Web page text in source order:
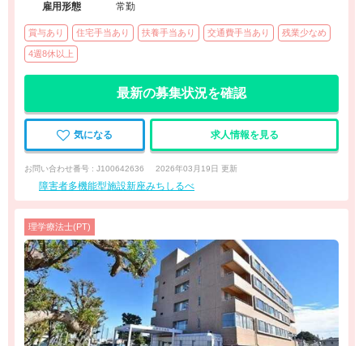
雇用形態
常勤
賞与あり 住宅手当あり 扶養手当あり 交通費手当あり 残業少なめ
4週8休以上
最新の募集状況を確認
気になる 求人情報を見る
お問い合わせ番号 : J100642636 2026年03月19日 更新
障害者多機能型施設新座みちしるべ
理学療法士(PT)